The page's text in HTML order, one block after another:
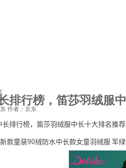
排行榜，笛莎羽绒服
作者：京东
排行榜，笛莎羽绒服中长十大排名推
款童装90绒防水中长款女童羽绒服 军